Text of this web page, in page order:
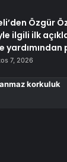
Özgür
ilgili ilk
yardımından
7, 2026
korkuluk